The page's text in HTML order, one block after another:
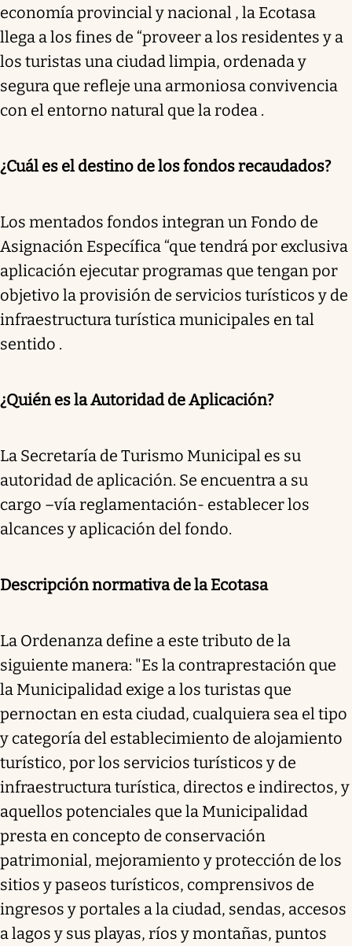
economía provincial y nacional , la Ecotasa
llega a los fines de “proveer a los residentes y a
los turistas una ciudad limpia, ordenada y
segura que refleje una armoniosa convivencia
con el entorno natural que la rodea .
¿Cuál es el destino de los fondos recaudados?
Los mentados fondos integran un Fondo de
Asignación Específica “que tendrá por exclusiva
aplicación ejecutar programas que tengan por
objetivo la provisión de servicios turísticos y de
infraestructura turística municipales en tal
sentido .
¿Quién es la Autoridad de Aplicación?
La Secretaría de Turismo Municipal es su
autoridad de aplicación. Se encuentra a su
cargo –vía reglamentación- establecer los
alcances y aplicación del fondo.
Descripción normativa de la Ecotasa
La Ordenanza define a este tributo de la
siguiente manera: "Es la contraprestación que
la Municipalidad exige a los turistas que
pernoctan en esta ciudad, cualquiera sea el tipo
y categoría del establecimiento de alojamiento
turístico, por los servicios turísticos y de
infraestructura turística, directos e indirectos, y
aquellos potenciales que la Municipalidad
presta en concepto de conservación
patrimonial, mejoramiento y protección de los
sitios y paseos turísticos, comprensivos de
ingresos y portales a la ciudad, sendas, accesos
a lagos y sus playas, ríos y montañas, puntos